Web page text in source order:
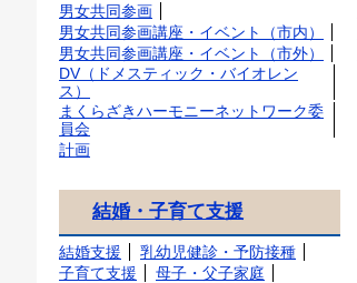
男女共同参画
男女共同参画講座・イベント（市内）
男女共同参画講座・イベント（市外）
DV（ドメスティック・バイオレン
ス）
まくらざきハーモニーネットワーク委
員会
計画
結婚・子育て支援
結婚支援
乳幼児健診・予防接種
子育て支援
母子・父子家庭